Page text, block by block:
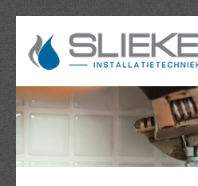
naar
inhoud